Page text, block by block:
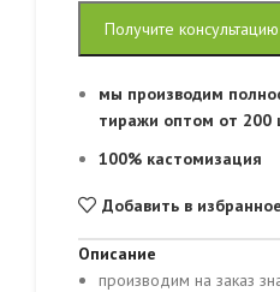
Получите
мы производим
тиражи оптом от 200
100% кастомизация
Добавить в избранное
Описание
производим на заказ